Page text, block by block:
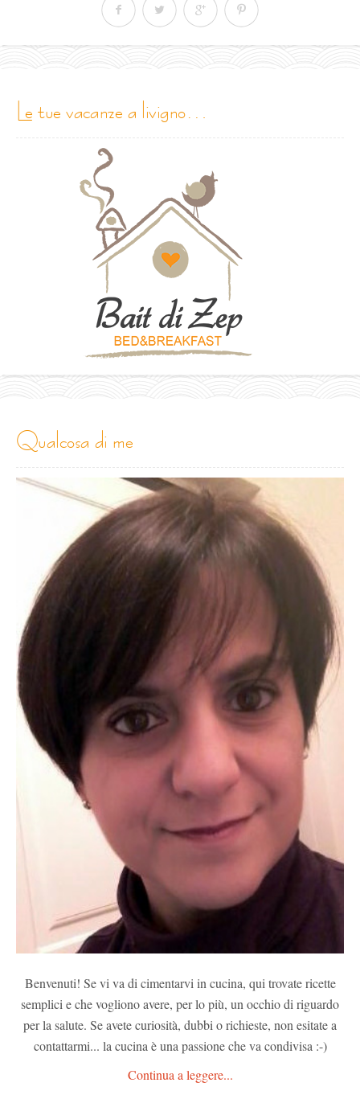
le tue vacanze a livigno…
qualcosa di me
Benvenuti! Se vi va di cimentarvi in cucina, qui trovate ricette
semplici e che vogliono avere, per lo più, un occhio di riguardo
per la salute. Se avete curiosità, dubbi o richieste, non esitate a
contattarmi... la cucina è una passione che va condivisa :-)
Continua a leggere...